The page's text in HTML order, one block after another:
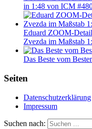
in 1:48 von ICM
Eduard ZOOM-
Zvezda im Maßstab
Das Beste vom
Seiten
Datenschutzerklärung
Impressum
Suchen nach: